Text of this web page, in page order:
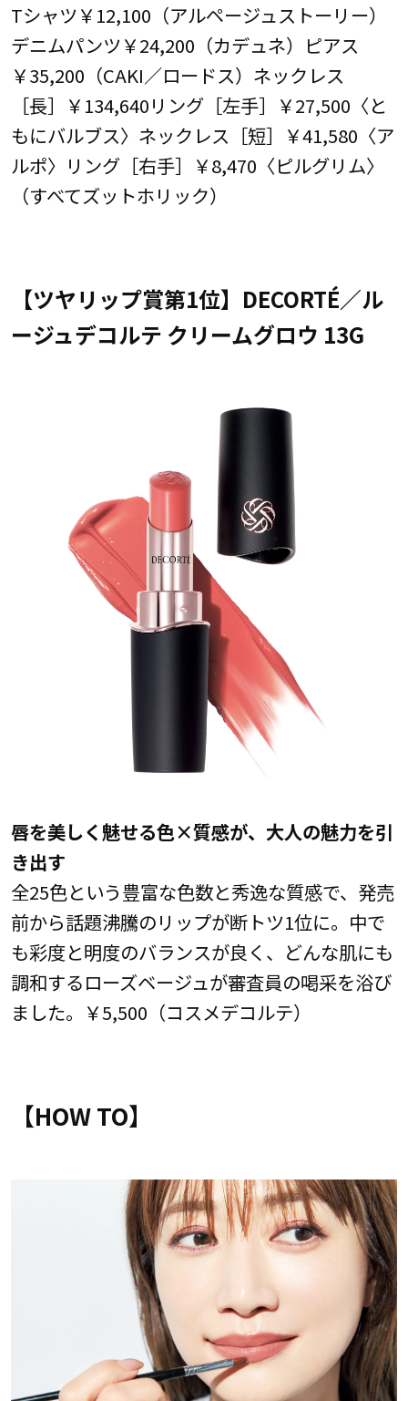
Tシャツ￥12,100（アルページュストーリー）
デニムパンツ￥24,200（カデュネ）ピアス
￥35,200（CAKI／ロードス）ネックレス
［長］￥134,640リング［左手］￥27,500〈と
もにバルブス〉ネックレス［短］￥41,580〈ア
ルポ〉リング［右手］￥8,470〈ピルグリム〉
（すべてズットホリック）
【ツヤリップ賞第1位】DECORTÉ／ル
ージュデコルテ クリームグロウ 13G
唇を美しく魅せる色×質感が、大人の魅力を引
き出す
全25色という豊富な色数と秀逸な質感で、発売
前から話題沸騰のリップが断トツ1位に。中で
も彩度と明度のバランスが良く、どんな肌にも
調和するローズベージュが審査員の喝采を浴び
ました。￥5,500（コスメデコルテ）
【HOW TO】